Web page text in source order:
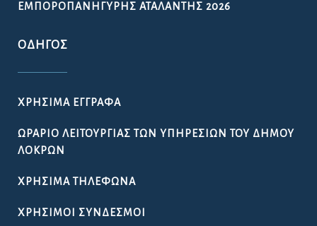
ΕΜΠΟΡΟΠΑΝΉΓΥΡΗΣ ΑΤΑΛΆΝΤΗΣ 2026
ΟΔΗΓΌΣ
ΧΡΉΣΙΜΑ ΈΓΓΡΑΦΑ
ΩΡΆΡΙΟ ΛΕΙΤΟΥΡΓΊΑΣ ΤΩΝ ΥΠΗΡΕΣΙΏΝ ΤΟΥ ΔΉΜΟΥ
ΛΟΚΡΏΝ
ΧΡΉΣΙΜΑ ΤΗΛΈΦΩΝΑ
ΧΡΉΣΙΜΟΙ ΣΎΝΔΕΣΜΟΙ